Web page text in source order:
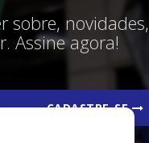
sobre, novidades,
Assine agora!
CADASTRE-SE